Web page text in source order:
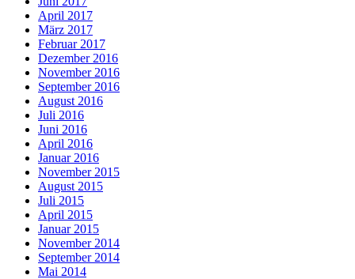
April 2017
März 2017
Februar 2017
Dezember 2016
November 2016
September 2016
August 2016
Juli 2016
Juni 2016
April 2016
Januar 2016
November 2015
August 2015
Juli 2015
April 2015
Januar 2015
November 2014
September 2014
Mai 2014